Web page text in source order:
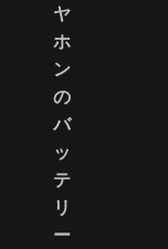
ヤ
ホ
ン
の
バ
ッ
テ
リ
ー